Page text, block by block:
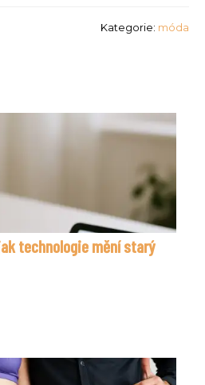
Kategorie: móda
technologie mění starý